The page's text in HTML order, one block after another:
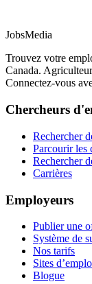
JobsMedia
Trouvez votre
Canada.
Connectez-vous
Chercheurs
Rechercher
Parcourir les
Rechercher
Carrières
Employeurs
Publier une
Système de
Nos tarifs
Sites
Blogue